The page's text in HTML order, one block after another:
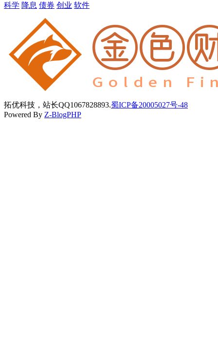
科学 降息 债券 创业 软件
拓优科技，站长QQ1067828893.蜀ICP备20005027号-48
Powered By Z-BlogPHP